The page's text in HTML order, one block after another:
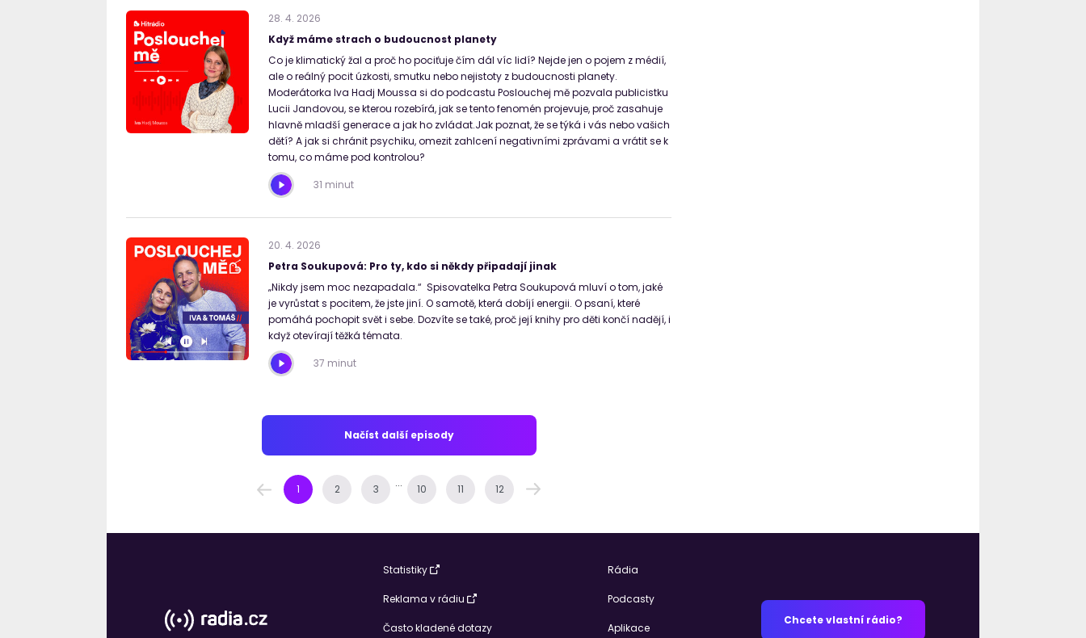
28. 4. 2026
Když máme strach o budoucnost planety
Co je klimatický žal a proč ho pociťuje čím dál víc lidí? Nejde jen o pojem z médií,
ale o reálný pocit úzkosti, smutku nebo nejistoty z budoucnosti planety.
Moderátorka Iva Hadj Moussa si do podcastu Poslouchej mě pozvala publicistku
Lucii Jandovou, se kterou rozebírá, jak se tento fenomén projevuje, proč zasahuje
hlavně mladší generace a jak ho zvládat.Jak poznat, že se týká i vás nebo vašich
dětí? A jak si chránit psychiku, omezit zahlcení negativními zprávami a vrátit se k
tomu, co máme pod kontrolou?
31 minut
20. 4. 2026
Petra Soukupová: Pro ty, kdo si někdy připadají jinak
„Nikdy jsem moc nezapadala.“ Spisovatelka Petra Soukupová mluví o tom, jaké
je vyrůstat s pocitem, že jste jiní. O samotě, která dobíjí energii. O psaní, které
pomáhá pochopit svět i sebe. Dozvíte se také, proč její knihy pro děti končí nadějí, i
když otevírají těžká témata.
37 minut
Načíst další episody
1 2 3 ... 10 11 12
Statistiky
Reklama v rádiu
Často kladené dotazy
Rádia
Podcasty
Aplikace
Chcete vlastní rádio?